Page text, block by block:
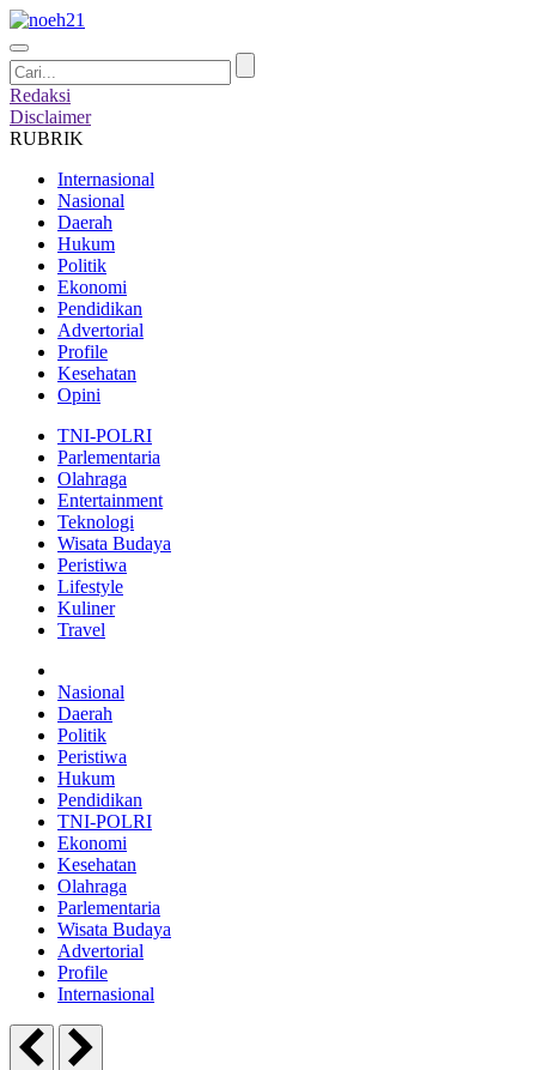
Redaksi
Disclaimer
RUBRIK
Internasional
Nasional
Daerah
Hukum
Politik
Ekonomi
Pendidikan
Advertorial
Profile
Kesehatan
Opini
TNI-POLRI
Parlementaria
Olahraga
Entertainment
Teknologi
Wisata Budaya
Peristiwa
Lifestyle
Kuliner
Travel
Nasional
Daerah
Politik
Peristiwa
Hukum
Pendidikan
TNI-POLRI
Ekonomi
Kesehatan
Olahraga
Parlementaria
Wisata Budaya
Advertorial
Profile
Internasional